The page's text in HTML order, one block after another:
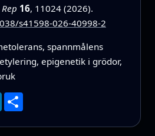
16, 11024 (2026).
s41598-026-40998-2
spannmålens
epigenetik i grödor,
LinkedIn
Dela